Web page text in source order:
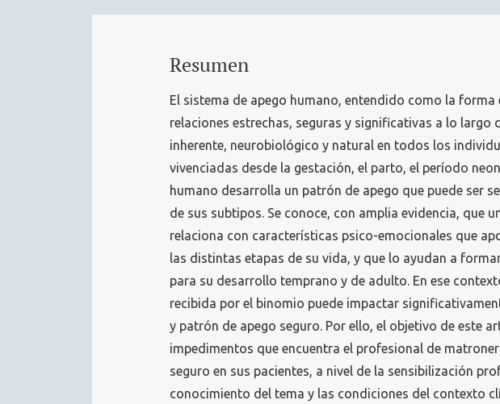
Resumen
El sistema de apego humano, entendido como la forma
relaciones estrechas, seguras y significativas a lo largo
inherente, neurobiológico y natural en todos los
vivenciadas desde la gestación, el parto, el período
humano desarrolla un patrón de apego que puede ser
de sus subtipos. Se conoce, con amplia evidencia, que
relaciona con características psico-emocionales que
las distintas etapas de su vida, y que lo ayudan a
para su desarrollo temprano y de adulto. En ese
recibida por el binomio puede impactar
y patrón de apego seguro. Por ello, el objetivo de este
impedimentos que encuentra el profesional de
seguro en sus pacientes, a nivel de la sensibilización
conocimiento del tema y las condiciones del contexto